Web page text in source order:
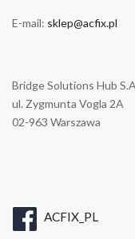
E-mail: sklep@acfix.pl
Bridge Solutions Hub
ul. Zygmunta Vogla 2A
02-963 Warszawa
ACFIX_PL